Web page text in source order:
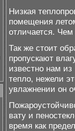
Низкая
помещения
отличается.
Так же стоит
пропускают
известно нам
тепло, нежели
увлажнении он
вату и
время как